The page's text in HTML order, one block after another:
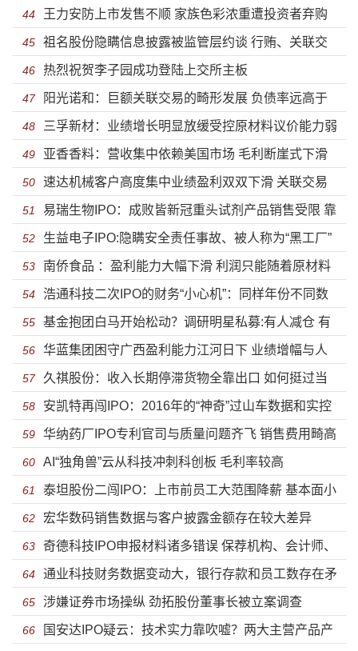
飙升毛利率大幅下滑负债率畸高
44 王力安防上市发售不顺 家族色彩浓重遭投资者弃购
45 祖名股份隐瞒信息披露被监管层约谈 行贿、关联交
易全被翻出来了令人嘘叹
46 热烈祝贺李子园成功登陆上交所主板
47 阳光诺和：巨额关联交易的畸形发展 负债率远高于
同行盈利能力出现波动
48 三孚新材：业绩增长明显放缓受控原材料议价能力弱
现金流承压募资高比例补血
49 亚香香料：营收集中依赖美国市场 毛利断崖式下滑
危机时刻高悬
50 速达机械客户高度集中业绩盈利双双下滑 关联交易
复杂涉同业竞争
51 易瑞生物IPO：成败皆新冠重头试剂产品销售受限 靠
政府补助供应商堪忧
52 生益电子IPO:隐瞒安全责任事故、被人称为“黑工厂”
也能上市？
53 南侨食品 ：盈利能力大幅下滑 利润只能随着原材料
价格波动上下起舞
54 浩通科技二次IPO的财务“小心机”：同样年份不同数
据 完美避开申报期
55 基金抱团白马开始松动？调研明星私募:有人减仓 有
人怒吼不讲武徳
56 华蓝集团困守广西盈利能力江河日下 业绩增幅与人
均创收远低于同行投资价值偏弱
57 久祺股份：收入长期停滞货物全靠出口 如何挺过当
下全面收缩的外部世界
58 安凯特再闯IPO：2016年的“神奇”过山车数据和实控
人家族的蹊跷股权
59 华纳药厂IPO专利官司与质量问题齐飞 销售费用畸高
利润猛跌
60 AI“独角兽”云从科技冲刺科创板 毛利率较高
61 泰坦股份二闯IPO：上市前员工大范围降薪 基本面小
低高持续恶化
62 宏华数码销售数据与客户披露金额存在较大差异
63 奇德科技IPO申报材料诸多错误 保荐机构、会计师、
律所反思、整改
64 通业科技财务数据变动大，银行存款和员工数存在矛
盾
65 涉嫌证券市场操纵 劲拓股份董事长被立案调查
66 国安达IPO疑云：技术实力靠吹嘘？两大主营产品产